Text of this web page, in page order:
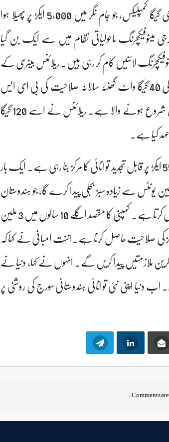
انہوں نے بتایا کہ دھیرو بھائی امبانی گرین انرجی گیگا کمپلیکس، جو جام نگر میں 5,000 ایکڑ پر پھیلا ہوا
ماحولیاتی نظام میں سے ایک بن گیا
لائنیں کام کر رہی ہیں۔ ریلائنس بیٹری کے
شعبے میں نمایاں طور پر پھیل رہی ہے۔ کمپنی کی 40 گیگا واٹ گھنٹہ سالانہ صلاحیت کی بی ای ایس
ایس اور سیل گیگا فیکٹری کا پہلا مرحلہ اس سال شروع ہونے والا ہے۔ ریلائنس نے اسے 120 گیگا
کیا ہے۔
اننت انبانی نے کہا کہریلائنس کچھ میں 550,000 ایکڑ پر قابل تجدید توانائی کا مرکز بنا رہی ہے۔ ایک بار
پر کام کرنے کے بعد، یہ سالانہ 40 بلین یونٹس سے زیادہ سبز بجلی پیدا کرے گا، جو ہندوستان
کی سالانہ بجلی کی ضروریات کا تقریباً 3 فیصد نمائندگی کرتا ہے۔ کمپنی کا مقصد اگلے 10 سالوں میں 3 ملین
کی صلاحیت حاصل کرنا ہے۔اننت امبانی نے کہا کہ
کمپلیکس اور کچ سولر فارم مل کر 200,000 گرین ملازمتیں پیدا کریں گے۔ انہوں نے کہا، دنیا نے
دنیا اپنی نئی توانائی ہندوستانی سورج کی روشنی پر
Comments